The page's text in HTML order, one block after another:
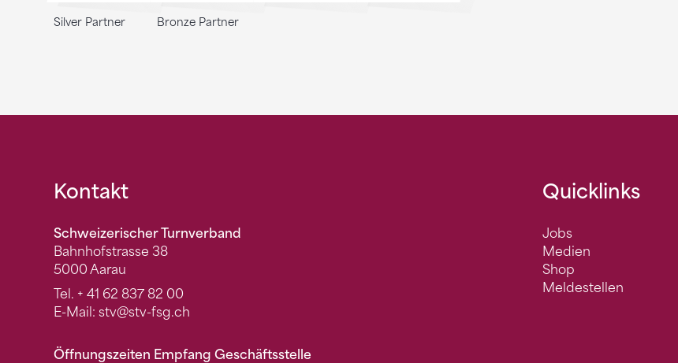
Silver Partner Bronze Partner
Fusszeile
Kontakt
Schweizerischer Turnverband
Bahnhofstrasse 38
5000 Aarau
Tel. + 41 62 837 82 00
E-Mail: stv@stv-fsg.ch
Öffnungszeiten Empfang Geschäftsstelle
Quicklinks
Jobs
Medien
Shop
Meldestellen